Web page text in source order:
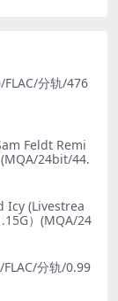
分轨/476
Feldt Remi
(MQA/24bit/44.
Icy (Livestrea
）(MQA/24
分轨/0.99